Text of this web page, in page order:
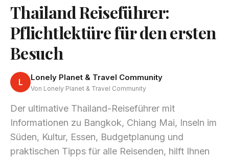
Thailand Reiseführer:
Pflichtlektüre für den ersten
Besuch
L Lonely Planet & Travel Community
Von Lonely Planet & Travel Community
Der ultimative Thailand-Reiseführer mit
Informationen zu Bangkok, Chiang Mai, Inseln im
Süden, Kultur, Essen, Budgetplanung und
praktischen Tipps für alle Reisenden, hilft Ihnen